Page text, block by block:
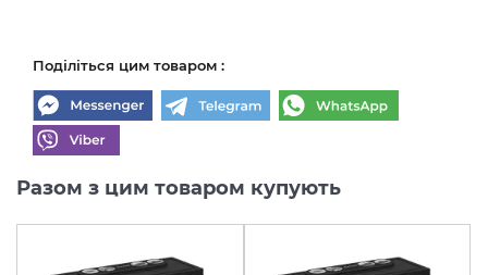
Поділіться цим товаром :
Разом з цим товаром купують